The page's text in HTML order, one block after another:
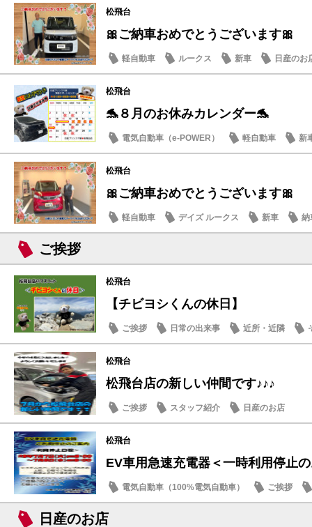
松飛台
🎀ご納車おめでとうございます🎀
軽自動車 ルークス 新車 日産のお
松飛台
🐬８月のお休みカレンダー🐬
電気自動車（e-POWER） 軽自動車
新
日産のお店
松飛台
🎀ご納車おめでとうございます🎀
軽自動車 デイズ ルークス 新車 納
ご挨拶
松飛台
【チビヨシくんの休日】
ご挨拶 日常の出来事 近所・近隣
松飛台
松飛台店の新しい仲間です♪♪♪
ご挨拶 スタッフ紹介 日産のお店
松飛台
EV車用急速充電器＜一時利用停止
電気自動車（100%電気自動車） ご挨拶
日産のお店